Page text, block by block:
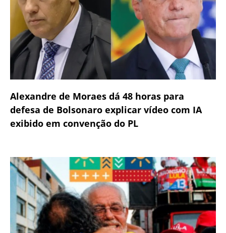
Alexandre de Moraes dá 48 horas para
defesa de Bolsonaro explicar vídeo com IA
exibido em convenção do PL